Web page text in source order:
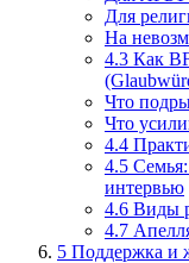
Для
На
4.3 Как
Что
Что
4.4
4.5
интервью
4.6 Виды
4.7
5 Поддержка и